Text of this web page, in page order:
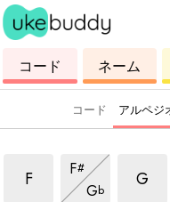
ク
レ
コード
コ
ー
ド
ネーム
コード アルペジ
F
7 アルペッジョ
F#
7 アルペッジョ
Gb
7 アルペッジョ
G
7 ア